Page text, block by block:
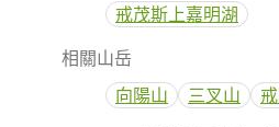
戒茂斯上嘉明湖
相關山岳
向陽山
三叉山